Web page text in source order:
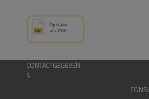
CONTACTGEGEVEN
S